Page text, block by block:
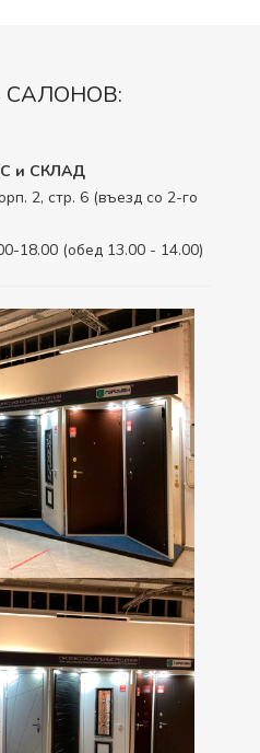
и СКЛАД
2, стр. 6 (въезд со 2-го
18.00 (обед 13.00 - 14.00)